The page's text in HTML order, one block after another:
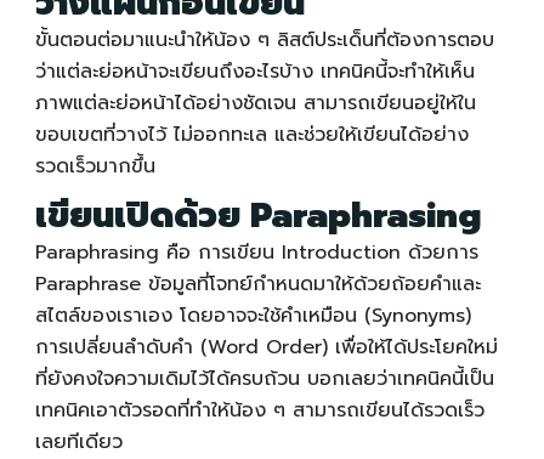
ขั้นตอนต่อมาแนะนำให้น้อง ๆ ลิสต์ประเด็นที่ต้องการตอบ
ว่าแต่ละย่อหน้าจะเขียนถึงอะไรบ้าง เทคนิคนี้จะทำให้เห็น
ภาพแต่ละย่อหน้าได้อย่างชัดเจน สามารถเขียนอยู่ให้ใน
ขอบเขตที่วางไว้ ไม่ออกทะเล และช่วยให้เขียนได้อย่าง
รวดเร็วมากขึ้น
เขียนเปิดด้วย Paraphrasing
Paraphrasing คือ การเขียน Introduction ด้วยการ
Paraphrase ข้อมูลที่โจทย์กำหนดมาให้ด้วยถ้อยคำและ
สไตล์ของเราเอง โดยอาจจะใช้คำเหมือน (Synonyms)
การเปลี่ยนลำดับคำ (Word Order) เพื่อให้ได้ประโยคใหม่
ที่ยังคงใจความเดิมไว้ได้ครบถ้วน บอกเลยว่าเทคนิคนี้เป็น
เทคนิคเอาตัวรอดที่ทำให้น้อง ๆ สามารถเขียนได้รวดเร็ว
เลยทีเดียว